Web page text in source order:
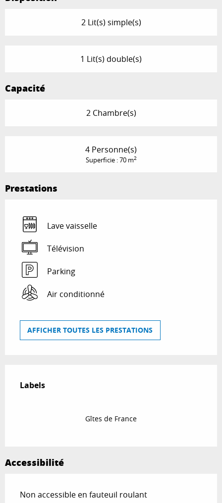
2 Lit(s) simple(s)
1 Lit(s) double(s)
Capacité
2 Chambre(s)
4 Personne(s)
Superficie : 70 m2
Prestations
Lave vaisselle
Télévision
Parking
Air conditionné
AFFICHER TOUTES LES PRESTATIONS
Labels
Labels
Gîtes de France
Accessibilité
Non accessible en fauteuil roulant